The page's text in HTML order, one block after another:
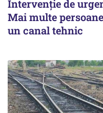
Intervenție de
Mai multe
un canal tehnic